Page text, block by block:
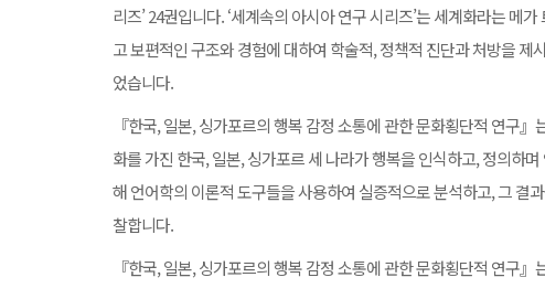
리즈’ 24권입니다. ‘세계속의 아시아 연구 시리즈’는 세계화라는 메
고 보편적인 구조와 경험에 대하여 학술적, 정책적 진단과 처방을 제
었습니다.
『한국, 일본, 싱가포르의 행복 감정 소통에 관한 문화횡단적 연구』
화를 가진 한국, 일본, 싱가포르 세 나라가 행복을 인식하고, 정의하
해 언어학의 이론적 도구들을 사용하여 실증적으로 분석하고, 그 결
찰합니다.
『한국, 일본, 싱가포르의 행복 감정 소통에 관한 문화횡단적 연구